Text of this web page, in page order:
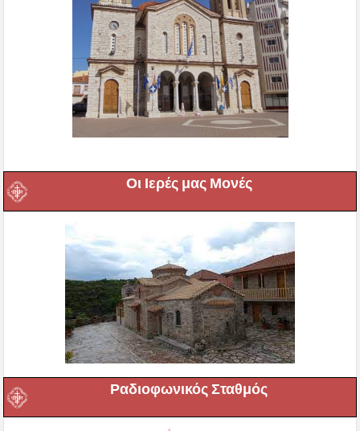
Οι Ιερές μας Μονές
Ραδιοφωνικός Σταθμός